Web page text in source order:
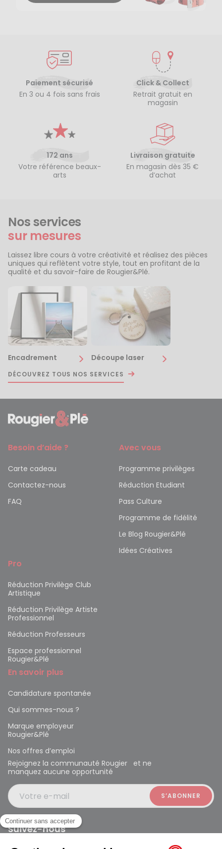
Paiement sécurisé
En 3 ou 4 fois sans frais
Click & Collect
Retrait gratuit en
magasin
172 ans
Votre référence beaux-
arts
Livraison gratuite
En magasin dès 35 €
d’achat
Nos services
sur mesures
Laissez libre cours à votre créativité et réalisez des pièces
uniques qui reflètent votre style, tout en profitant de la
qualité et du savoir-faire de Rougier&Plé.
Encadrement Découpe laser
DÉCOUVREZ TOUS NOS SERVICES
Besoin d’aide ?
Carte cadeau
Contactez-nous
FAQ
Avec vous
Programme privilèges
Réduction Etudiant
Pass Culture
Programme de fidélité
Le Blog Rougier&Plé
Idées Créatives
Pro
Réduction Privilège Club
Artistique
Réduction Privilège Artiste
Professionnel
Réduction Professeurs
Espace professionnel
Rougier&Plé
En savoir plus
Candidature spontanée
Qui sommes-nous ?
Marque employeur
Rougier&Plé
Nos offres d’emploi
Rejoignez la communauté Rougier et ne
manquez aucune opportunité
Votre e-mail
Suivez-nous